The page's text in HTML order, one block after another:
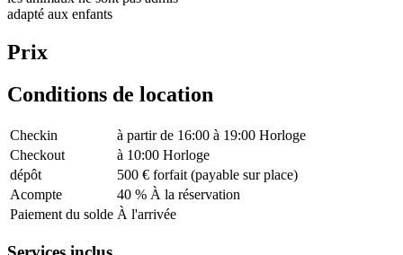
adapté aux enfants
Prix
Conditions de location
Checkin
à partir de 16:00 à 19:00 Horloge
Checkout
à 10:00 Horloge
dépôt
500 € forfait (payable sur place)
Acompte
40 % À la réservation
Paiement du solde À l'arrivée